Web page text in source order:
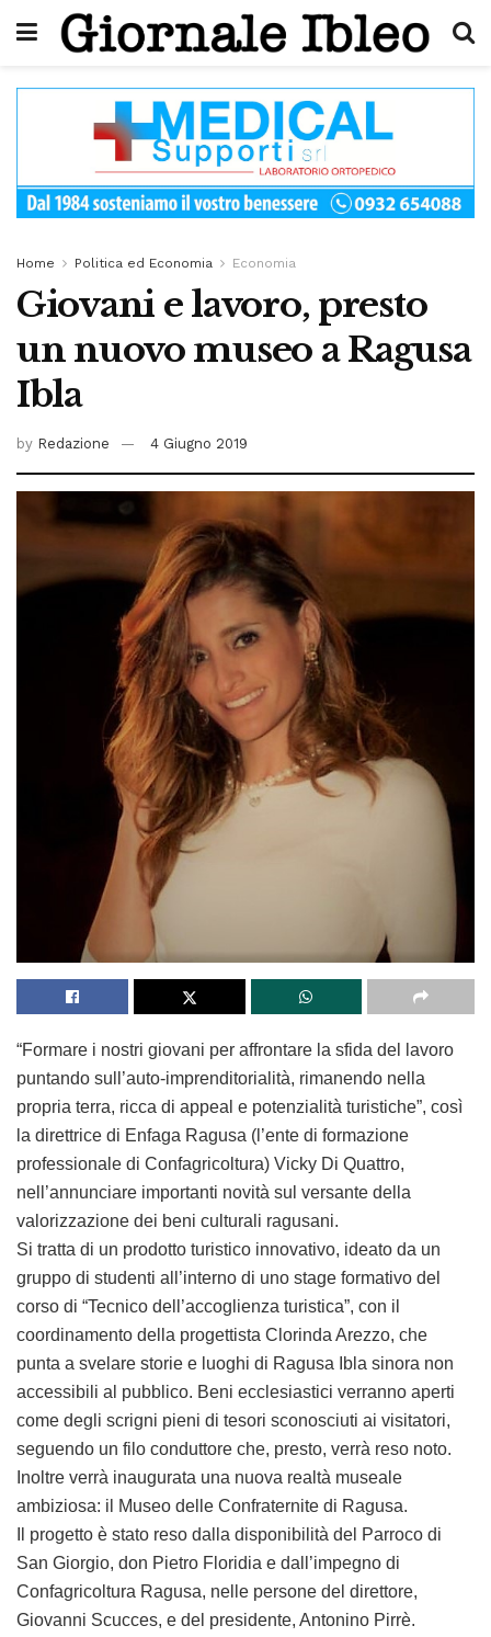
Home Politica ed Economia Economia
Giovani e lavoro, presto
un nuovo museo a Ragusa
Ibla
by Redazione 4 Giugno 2019
“Formare i nostri giovani per affrontare la sfida del lavoro
puntando sull’auto-imprenditorialità, rimanendo nella
propria terra, ricca di appeal e potenzialità turistiche”, così
la direttrice di Enfaga Ragusa (l’ente di formazione
professionale di Confagricoltura) Vicky Di Quattro,
nell’annunciare importanti novità sul versante della
valorizzazione dei beni culturali ragusani.
Si tratta di un prodotto turistico innovativo, ideato da un
gruppo di studenti all’interno di uno stage formativo del
corso di “Tecnico dell’accoglienza turistica”, con il
coordinamento della progettista Clorinda Arezzo, che
punta a svelare storie e luoghi di Ragusa Ibla sinora non
accessibili al pubblico. Beni ecclesiastici verranno aperti
come degli scrigni pieni di tesori sconosciuti ai visitatori,
seguendo un filo conduttore che, presto, verrà reso noto.
Inoltre verrà inaugurata una nuova realtà museale
ambiziosa: il Museo delle Confraternite di Ragusa.
Il progetto è stato reso dalla disponibilità del Parroco di
San Giorgio, don Pietro Floridia e dall’impegno di
Confagricoltura Ragusa, nelle persone del direttore,
Giovanni Scucces, e del presidente, Antonino Pirrè.